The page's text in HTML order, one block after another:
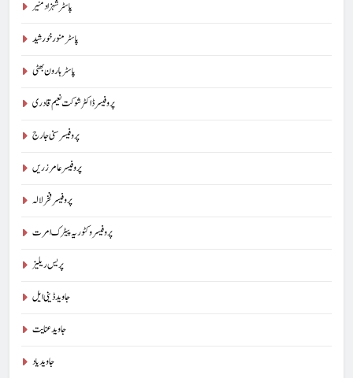
پاسٹر شہزاد منیر
پاسٹر منور خورشید
پاسٹر ہارون بھٹی
پروفیسر ڈاکٹر شوکت نعیم قادری
پروفیسر سنی جارج
پروفیسر عامر زریں
پروفیسر فخر لالہ
پروفیسر وکٹوریہ پیٹرک امرت
پریس ریلیز
جاوید ڈینی ایل
جاوید عنایت
جاوید یاد